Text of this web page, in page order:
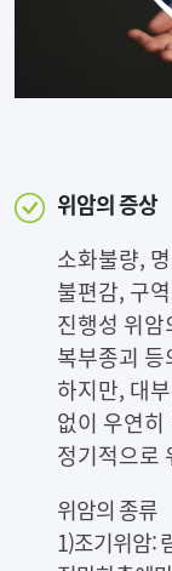
위암의 증상
소화불량,
불편감, 구
진행성 위
복부종괴
하지만, 대
없이 우연
정기적으로
위암의 종류
1)조기위암: